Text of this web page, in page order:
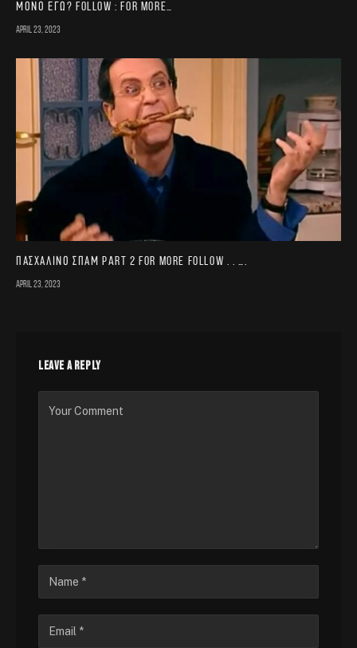
Μονο εγω? FOLLOW : for more…
April 23, 2023
Πασχαλινό σπαμ part 2 For more follow . . ….
April 23, 2023
LEAVE A REPLY